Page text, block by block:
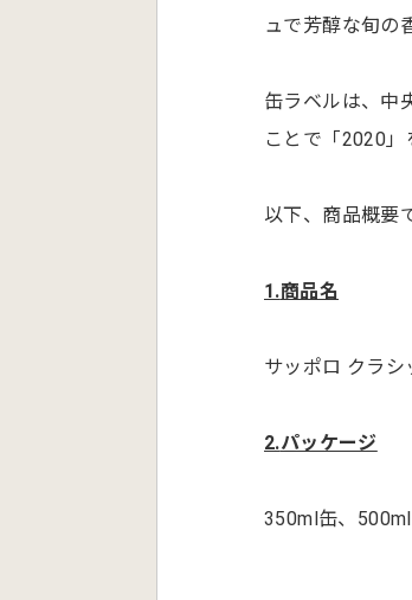
ュで芳醇な旬の
缶ラベルは、中
ことで「2020」
以下、商品概要
1.商品名
サッポロ クラシ
2.パッケージ
350ml缶、